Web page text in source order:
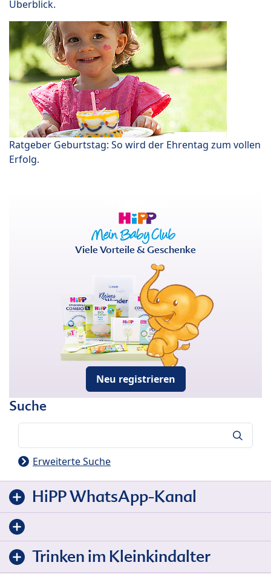
Überblick.
Ratgeber Geburtstag: So wird der Ehrentag zum vollen
Erfolg.
Viele Vorteile & Geschenke
Neu registrieren
Suche
Erweiterte Suche
HiPP WhatsApp-Kanal
Trinken im Kleinkindalter